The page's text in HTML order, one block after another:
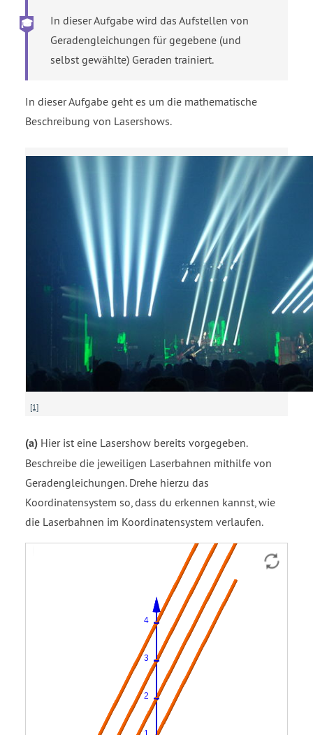
In dieser Aufgabe wird das Aufstellen von
Geradengleichungen für gegebene (und
selbst gewählte) Geraden trainiert.
In dieser Aufgabe geht es um die mathematische
Beschreibung von Lasershows.
[1]
(a) Hier ist eine Lasershow bereits vorgegeben.
Beschreibe die jeweiligen Laserbahnen mithilfe von
Geradengleichungen. Drehe hierzu das
Koordinatensystem so, dass du erkennen kannst, wie
die Laserbahnen im Koordinatensystem verlaufen.